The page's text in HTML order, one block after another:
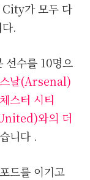
가 모두 다
.
선수를 10명으
날(Arsenal)
스터 시티
와의 더
니다 .
드를 이기고